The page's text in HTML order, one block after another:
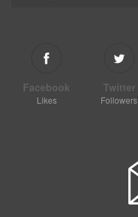
Facebook
Likes
Twitter
Followers